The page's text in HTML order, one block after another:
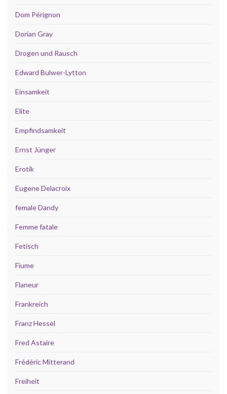
Dom Pérignon
Dorian Gray
Drogen und Rausch
Edward Bulwer-Lytton
Einsamkeit
Elite
Empfindsamkeit
Ernst Jünger
Erotik
Eugene Delacroix
female Dandy
Femme fatale
Fetisch
Fiume
Flaneur
Frankreich
Franz Hessel
Fred Astaire
Frédéric Mitterand
Freiheit